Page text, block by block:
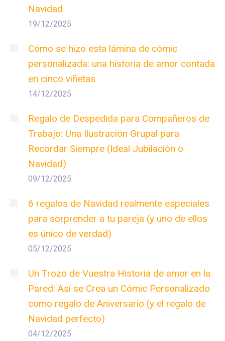
Navidad
19/12/2025
Cómo se hizo esta lámina de cómic
personalizada: una historia de amor contada
en cinco viñetas
14/12/2025
Regalo de Despedida para Compañeros de
Trabajo: Una Ilustración Grupal para
Recordar Siempre (Ideal Jubilación o
Navidad)
09/12/2025
6 regalos de Navidad realmente especiales
para sorprender a tu pareja (y uno de ellos
es único de verdad)
05/12/2025
Un Trozo de Vuestra Historia de amor en la
Pared: Así se Crea un Cómic Personalizado
como regalo de Aniversario (y el regalo de
Navidad perfecto)
04/12/2025